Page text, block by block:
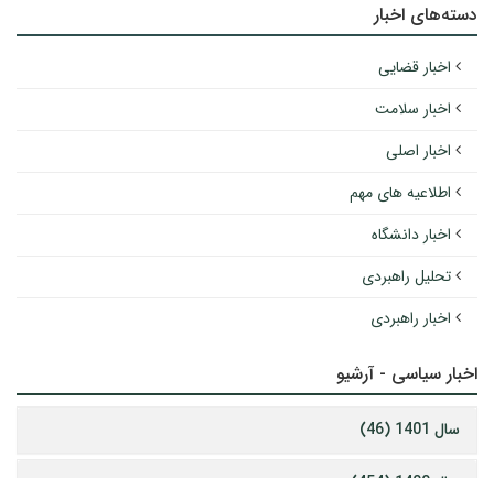
دسته‌های اخبار
اخبار قضایی
اخبار سلامت
اخبار اصلی
اطلاعیه های مهم
اخبار دانشگاه
تحلیل راهبردی
اخبار راهبردی
اخبار سیاسی - آرشیو
سال 1401 (46)